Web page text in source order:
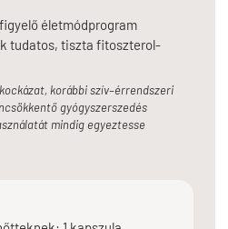
életmódprogram
tudatos, tiszta fitoszterol-
korábbi szív–érrendszeri
gyógyszerszedés
mindig egyeztesse